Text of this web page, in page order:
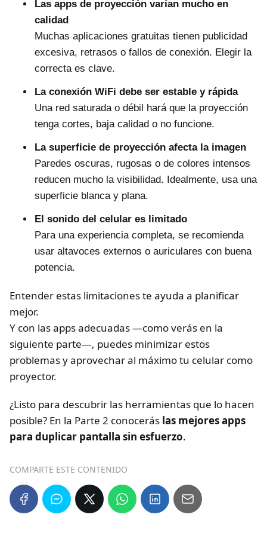
Las apps de proyección varían mucho en
calidad
Muchas aplicaciones gratuitas tienen publicidad
excesiva, retrasos o fallos de conexión. Elegir la
correcta es clave.
La conexión WiFi debe ser estable y rápida
Una red saturada o débil hará que la proyección
tenga cortes, baja calidad o no funcione.
La superficie de proyección afecta la imagen
Paredes oscuras, rugosas o de colores intensos
reducen mucho la visibilidad. Idealmente, usa una
superficie blanca y plana.
El sonido del celular es limitado
Para una experiencia completa, se recomienda
usar altavoces externos o auriculares con buena
potencia.
Entender estas limitaciones te ayuda a planificar
mejor.
Y con las apps adecuadas —como verás en la
siguiente parte—, puedes minimizar estos
problemas y aprovechar al máximo tu celular como
proyector.
¿Listo para descubrir las herramientas que lo hacen
posible? En la Parte 2 conocerás las mejores apps
para duplicar pantalla sin esfuerzo.
COMPARTE ESTE CONTENIDO